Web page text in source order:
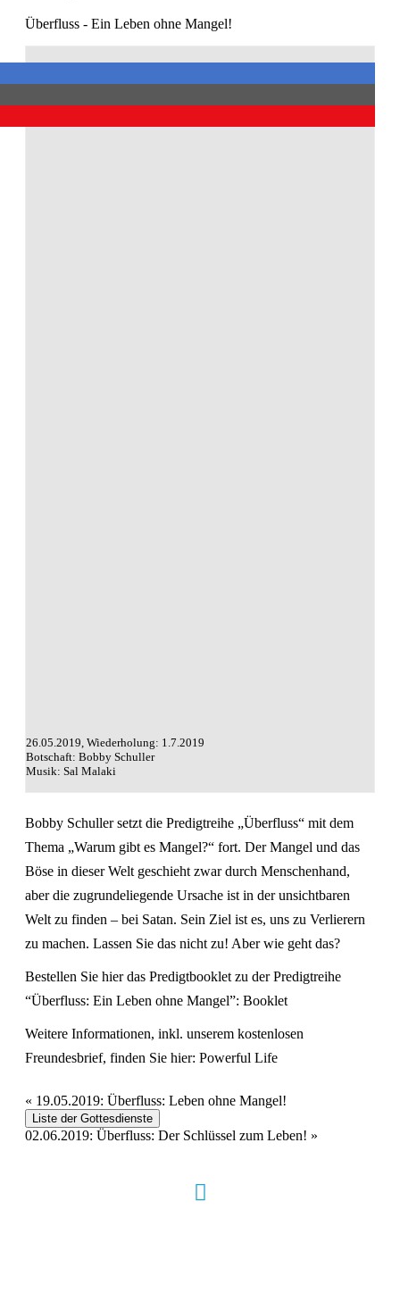
Überfluss - Ein Leben ohne Mangel!
26.05.2019, Wiederholung: 1.7.2019
Botschaft: Bobby Schuller
Musik: Sal Malaki
Bobby Schuller setzt die Predigtreihe „Überfluss“ mit dem
Thema „Warum gibt es Mangel?“ fort. Der Mangel und das
Böse in dieser Welt geschieht zwar durch Menschenhand,
aber die zugrundeliegende Ursache ist in der unsichtbaren
Welt zu finden – bei Satan. Sein Ziel ist es, uns zu Verlierern
zu machen. Lassen Sie das nicht zu! Aber wie geht das?
Bestellen Sie hier das Predigtbooklet zu der Predigtreihe
“Überfluss: Ein Leben ohne Mangel”: Booklet
Weitere Informationen, inkl. unserem kostenlosen
Freundesbrief, finden Sie hier: Powerful Life
« 19.05.2019: Überfluss: Leben ohne Mangel!
Liste der Gottesdienste
02.06.2019: Überfluss: Der Schlüssel zum Leben! »